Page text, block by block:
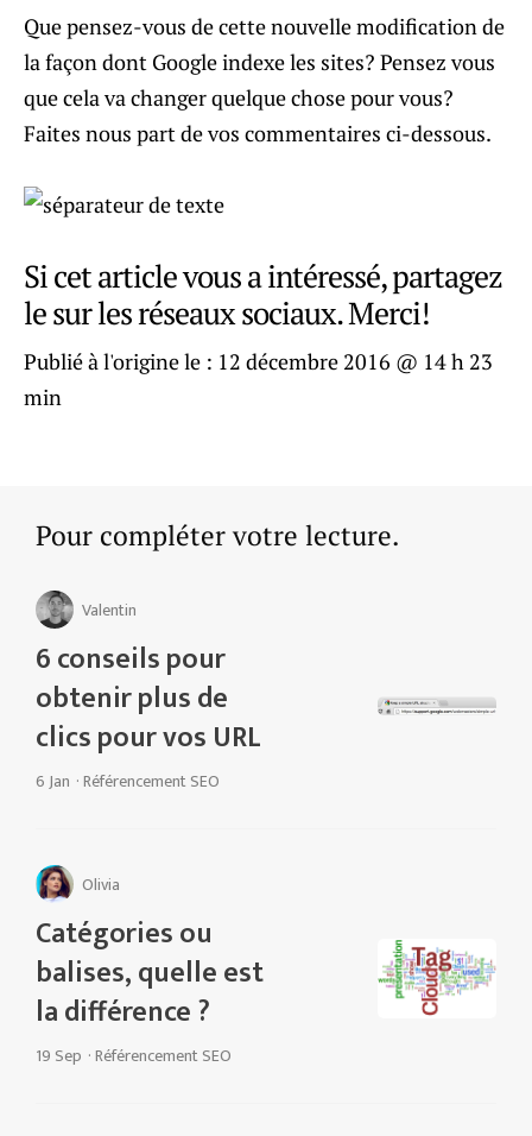
Que pensez-vous de cette nouvelle modification de
la façon dont Google indexe les sites? Pensez vous
que cela va changer quelque chose pour vous?
Faites nous part de vos commentaires ci-dessous.
Si cet article vous a intéressé, partagez
le sur les réseaux sociaux. Merci!
Publié à l'origine le : 12 décembre 2016 @ 14 h 23
min
Pour compléter votre lecture.
Valentin
6 conseils pour
obtenir plus de
clics pour vos URL
6 Jan ·Référencement SEO
Olivia
Catégories ou
balises, quelle est
la différence ?
19 Sep ·Référencement SEO